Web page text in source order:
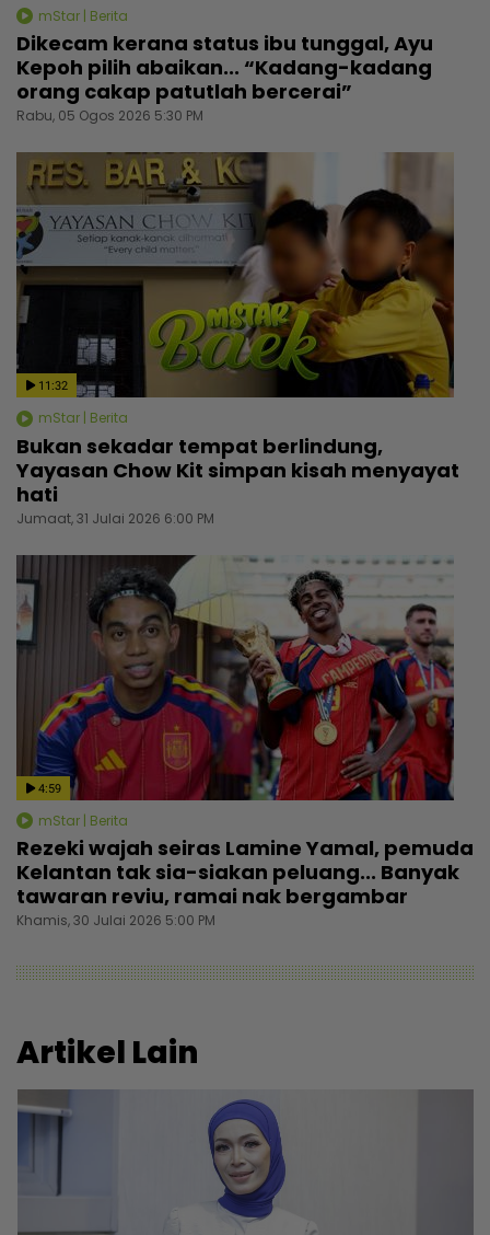
mStar | Berita
Dikecam kerana status ibu tunggal, Ayu
Kepoh pilih abaikan... “Kadang-kadang
orang cakap patutlah bercerai”
Rabu, 05 Ogos 2026 5:30 PM
11:32
mStar | Berita
Bukan sekadar tempat berlindung,
Yayasan Chow Kit simpan kisah menyayat
hati
Jumaat, 31 Julai 2026 6:00 PM
4:59
mStar | Berita
Rezeki wajah seiras Lamine Yamal, pemuda
Kelantan tak sia-siakan peluang... Banyak
tawaran reviu, ramai nak bergambar
Khamis, 30 Julai 2026 5:00 PM
Artikel Lain